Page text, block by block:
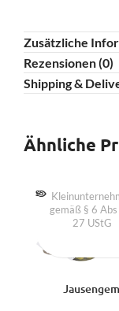
Zusätzliche
Rezensionen (0)
Shipping &
Ähnliche
SOLD OUT
gemäß § 6
27 UStG